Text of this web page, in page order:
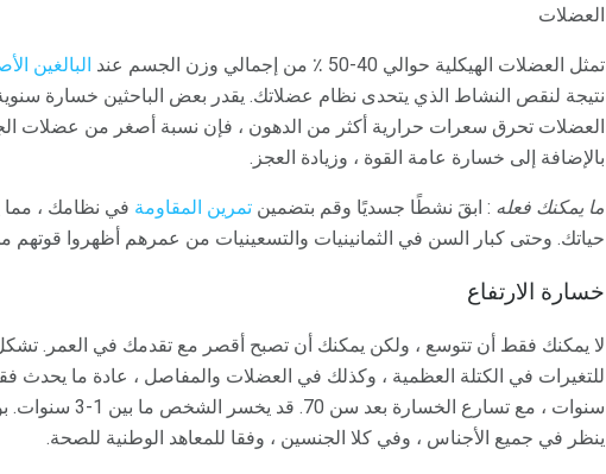
العضلات
تمثل العضلات الهيكلية حوالي 40-50 ٪ من إجمالي وزن الجسم عند البالغين
العضلات تحرق سعرات حرارية أكثر من الدهون ، فإن نسبة أصغر من عضلات
بالإضافة إلى خسارة عامة القوة ، وزيادة العجز.
ما يمكنك فعله : ابقَ نشطًا جسديًا وقم بتضمين تمرين المقاومة في نظامك ،
حياتك. وحتى كبار السن في الثمانينيات والتسعينيات من عمرهم أظهروا قوتهم
خسارة الارتفاع
سنوات ، مع تسارع
ينظر في جميع الأجناس ، وفي كلا الجنسين ، وفقا للمعاهد الوطنية للصحة.